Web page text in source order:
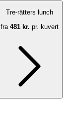
Tre-rätters lunch
fra 481 kr. pr. kuvert